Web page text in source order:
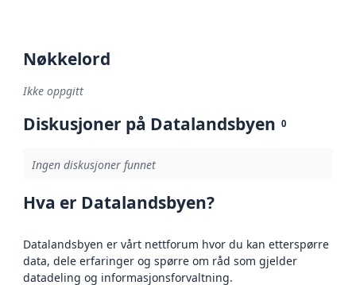
Nøkkelord
Ikke oppgitt
Diskusjoner på Datalandsbyen 0
Ingen diskusjoner funnet
Hva er Datalandsbyen?
Datalandsbyen er vårt nettforum hvor du kan etterspørre
data, dele erfaringer og spørre om råd som gjelder
datadeling og informasjonsforvaltning.